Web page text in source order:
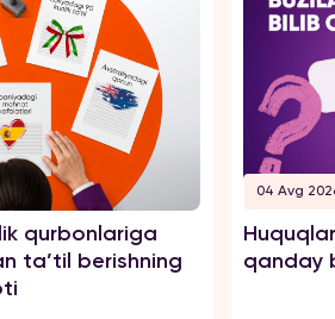
qurbonlariga
ta’til berishning
04 Avg
qanday